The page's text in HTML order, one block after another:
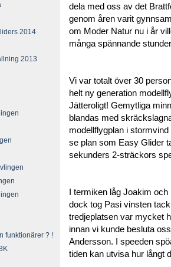
2014
2013
funktionärer ? !
dela med oss av det
genom åren varit
om Moder Natur nu i år
många spännande
Vi var totalt över 30
helt ny generation
Jätteroligt! Gemytliga
blandas med
modellflygplan i
se plan som Easy Glider
sekunders 2-sträckors
I termiken låg Joakim
dock tog Pasi vinsten
tredjeplatsen var mycket
innan vi kunde besluta
Andersson. I speeden
tiden kan utvisa hur långt